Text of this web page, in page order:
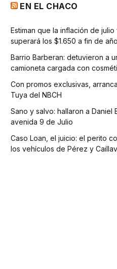
EN EL CHACO
Estiman que la inflación de
superará los $1.650 a fin de año
Barrio Barberan: detuvieron a
camioneta cargada con
Con promos exclusivas,
Tuya del NBCH
Sano y salvo: hallaron a Daniel
avenida 9 de Julio
Caso Loan, el juicio: el perito
los vehículos de Pérez y